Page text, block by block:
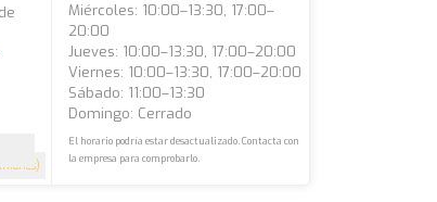
Miércoles: 10:00–13:30, 17:00–
20:00
Jueves: 10:00–13:30, 17:00–20:00
Viernes: 10:00–13:30, 17:00–20:00
Sábado: 11:00–13:30
Domingo: Cerrado
El horario podría estar desactualizado. Contacta con
la empresa para comprobarlo.